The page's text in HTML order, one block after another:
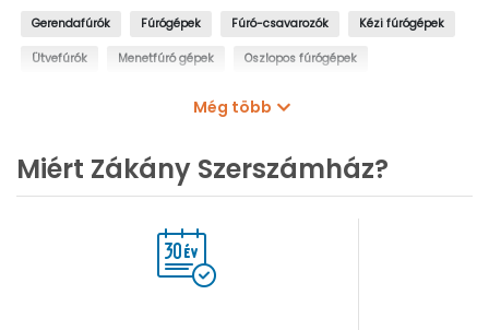
Gerendafúrók Fúrógépek Fúró-csavarozók Kézi fúrógépek
Ütvefúrók Menetfúró gépek Oszlopos fúrógépek
Még több
Miért Zákány Szerszámház?